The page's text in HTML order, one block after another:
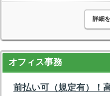
詳細
オフィス事務
前払い可（規定有）！